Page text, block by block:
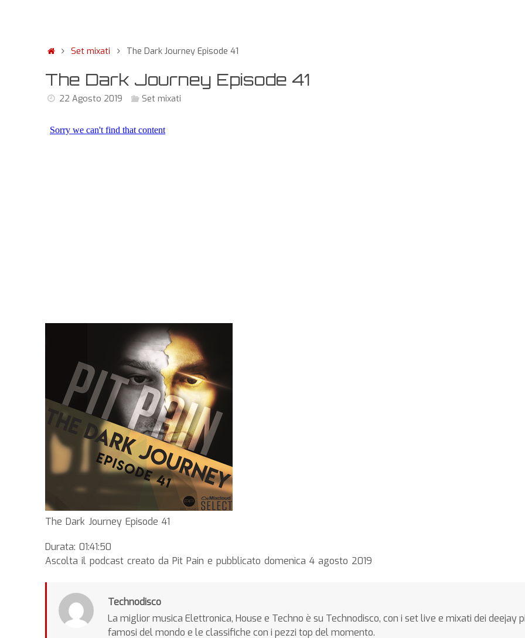
Set mixati The Dark Journey Episode 41
The Dark Journey Episode 41
22 Agosto 2019 Set mixati
The Dark Journey Episode 41
Durata: 01:41:50
Ascolta il podcast creato da Pit Pain e pubblicato domenica 4 agosto 2019
Technodisco
La miglior musica Elettronica, House e Techno è su Technodisco, con i set live e mixati dei deejay
famosi del mondo e le classifiche con i pezzi top del momento.